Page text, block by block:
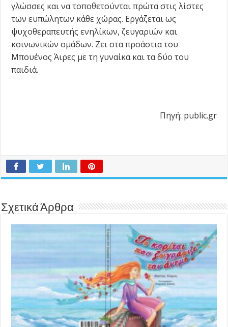
γλώσσες και να τοποθετούνται πρώτα στις λίστες
των ευπώλητων κάθε χώρας. Εργάζεται ως
ψυχοθεραπευτής ενηλίκων, ζευγαριών και
κοινωνικών ομάδων. Ζει στα προάστια του
Μπουένος Άιρες με τη γυναίκα και τα δύο του
παιδιά.
Πηγή: public.gr
Σχετικά Άρθρα